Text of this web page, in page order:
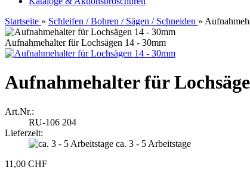
Startseite » Schleifen / Bohren / Sägen / Schneiden »
Aufnahmehalter für Lochsägen 14 - 30mm
Aufnahmehalter für
Art.Nr.:
RU-106 204
Lieferzeit:
ca. 3 - 5 Arbeitstage
11,00 CHF